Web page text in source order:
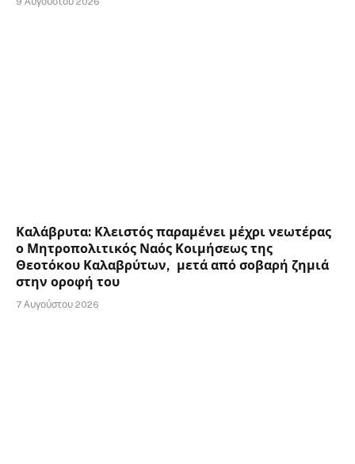
Καλάβρυτα: Κλειστός παραμένει μέχρι νεωτέρας
ο Μητροπολιτικός Ναός Κοιμήσεως της
Θεοτόκου Καλαβρύτων, μετά από σοβαρή ζημιά
στην οροφή του
7 Αυγούστου 2026